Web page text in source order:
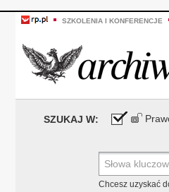
SZKOLENIA I KONFERENCJE
SZUKAJ W:
Chcesz uzyskać